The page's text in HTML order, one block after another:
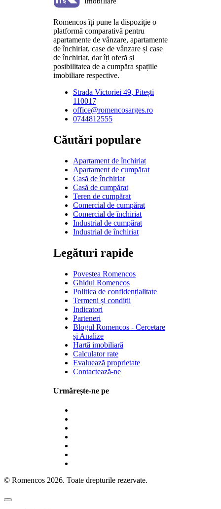
Romencos îți pune la dispoziție o
platformă comparativă pentru
apartamente de vânzare, apartamente
de închiriat, case de vânzare și case
de închiriat, dar îți oferă și
posibilitatea de a cumpăra spațiile
imobiliare respective.
Strada Victoriei 49, Pitești
110017
office@romencosarges.ro
0744812555
Căutări populare
Apartament de închiriat
Apartament de cumpărat
Casă de închiriat
Casă de cumpărat
Teren de cumpărat
Comercial de cumpărat
Comercial de închiriat
Industrial de cumpărat
Industrial de închiriat
Legături rapide
Povestea Romencos
Ghidul Romencos
Politica de confidențialitate
Termeni și condiții
Indicatori
Parteneri
Blogul Romencos - Cercetare
și Analize
Hartă imobiliară
Calculator rate
Evaluează proprietate
Contactează-ne
Urmărește-ne pe
© Romencos 2026. Toate drepturile rezervate.